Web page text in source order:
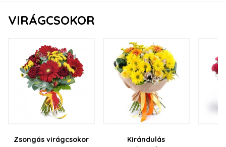
VIRÁGCSOKOR
Zsongás virágcsokor
Kirándulás